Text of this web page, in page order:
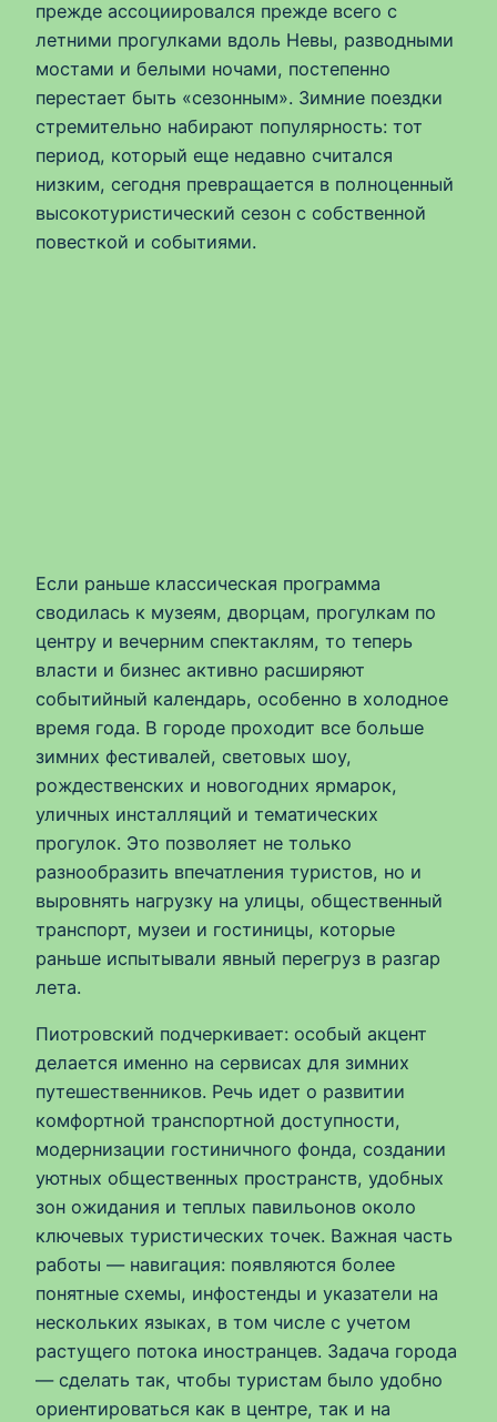
прежде ассоциировался прежде всего с
летними прогулками вдоль Невы, разводными
мостами и белыми ночами, постепенно
перестает быть «сезонным». Зимние поездки
стремительно набирают популярность: тот
период, который еще недавно считался
низким, сегодня превращается в полноценный
высокотуристический сезон с собственной
повесткой и событиями.
Если раньше классическая программа
сводилась к музеям, дворцам, прогулкам по
центру и вечерним спектаклям, то теперь
власти и бизнес активно расширяют
событийный календарь, особенно в холодное
время года. В городе проходит все больше
зимних фестивалей, световых шоу,
рождественских и новогодних ярмарок,
уличных инсталляций и тематических
прогулок. Это позволяет не только
разнообразить впечатления туристов, но и
выровнять нагрузку на улицы, общественный
транспорт, музеи и гостиницы, которые
раньше испытывали явный перегруз в разгар
лета.
Пиотровский подчеркивает: особый акцент
делается именно на сервисах для зимних
путешественников. Речь идет о развитии
комфортной транспортной доступности,
модернизации гостиничного фонда, создании
уютных общественных пространств, удобных
зон ожидания и теплых павильонов около
ключевых туристических точек. Важная часть
работы — навигация: появляются более
понятные схемы, инфостенды и указатели на
нескольких языках, в том числе с учетом
растущего потока иностранцев. Задача города
— сделать так, чтобы туристам было удобно
ориентироваться как в центре, так и на